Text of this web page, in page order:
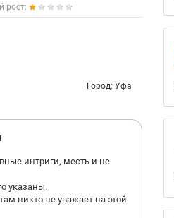
рост:
Город: Уфа
интриги, месть и не
указаны.
никто не уважает на этой